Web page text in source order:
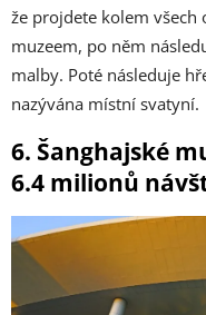
že projdete kolem všech
muzeem, po něm
malby. Poté následuje
nazývána místní svatyní.
6. Šanghajské
6.4 milionů